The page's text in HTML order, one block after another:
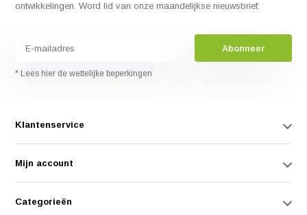
ontwikkelingen. Word lid van onze maandelijkse nieuwsbrief:
Abonneer
* Lees hier de wettelijke beperkingen
Klantenservice
Mijn account
Categorieën